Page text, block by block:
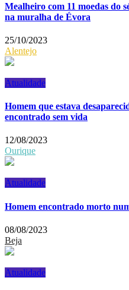
Mealheiro com 11 moedas do
na muralha de Évora
25/10/2023
Alentejo
Atualidade
Homem que estava
encontrado sem vida
12/08/2023
Ourique
Atualidade
Homem encontrado morto
08/08/2023
Beja
Atualidade